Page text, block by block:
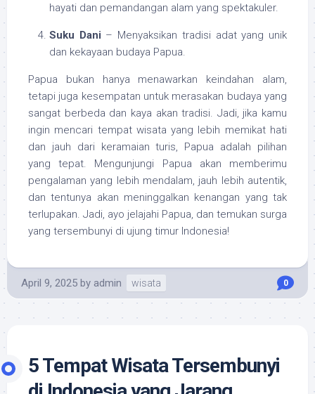
hayati dan pemandangan alam yang spektakuler.
Suku Dani – Menyaksikan tradisi adat yang unik
dan kekayaan budaya Papua.
Papua bukan hanya menawarkan keindahan alam,
tetapi juga kesempatan untuk merasakan budaya yang
sangat berbeda dan kaya akan tradisi. Jadi, jika kamu
ingin mencari tempat wisata yang lebih memikat hati
dan jauh dari keramaian turis, Papua adalah pilihan
yang tepat. Mengunjungi Papua akan memberimu
pengalaman yang lebih mendalam, jauh lebih autentik,
dan tentunya akan meninggalkan kenangan yang tak
terlupakan. Jadi, ayo jelajahi Papua, dan temukan surga
yang tersembunyi di ujung timur Indonesia!
April 9, 2025 by admin wisata 0
5 Tempat Wisata Tersembunyi